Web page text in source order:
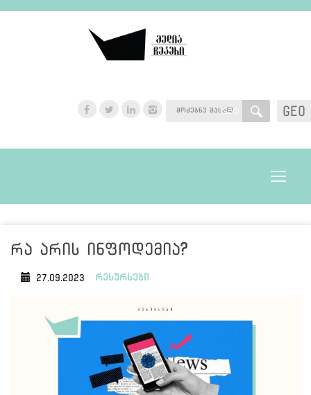
GEO
GEO
Toggle
რა არის ინფოდემია?
27.09.2023 რესურსები